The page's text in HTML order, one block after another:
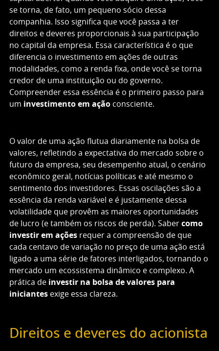
se torna, de fato, um pequeno sócio dessa
companhia. Isso significa que você passa a ter
direitos e deveres proporcionais à sua participação
no capital da empresa. Essa característica é o que
diferencia o investimento em ações de outras
modalidades, como a renda fixa, onde você se torna
credor de uma instituição ou do governo.
Compreender essa essência é o primeiro passo para
um investimento em ação consciente.
O valor de uma ação flutua diariamente na bolsa de
valores, refletindo a expectativa do mercado sobre o
futuro da empresa, seu desempenho atual, o cenário
econômico geral, notícias políticas e até mesmo o
sentimento dos investidores. Essas oscilações são a
essência da renda variável e é justamente dessa
volatilidade que provêm as maiores oportunidades
de lucro (e também os riscos de perda). Saber como
investir em ações requer a compreensão de que
cada centavo de variação no preço de uma ação está
ligado a uma série de fatores interligados, tornando o
mercado um ecossistema dinâmico e complexo. A
prática de investir na bolsa de valores para
iniciantes exige essa clareza.
Direitos e deveres do acionista